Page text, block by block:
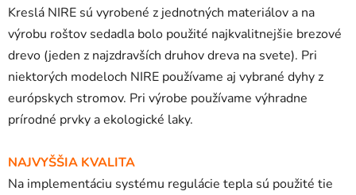
Kreslá NIRE sú vyrobené z jednotných materiálov a na
výrobu roštov sedadla bolo použité najkvalitnejšie brezové
drevo (jeden z najzdravších druhov dreva na svete). Pri
niektorých modeloch NIRE používame aj vybrané dyhy z
európskych stromov. Pri výrobe používame výhradne
prírodné prvky a ekologické laky.
NAJVYŠŠIA KVALITA
Na implementáciu systému regulácie tepla sú použité tie